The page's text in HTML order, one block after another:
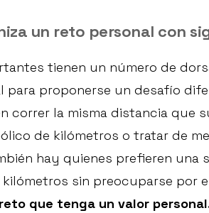
un reto personal con
tienen un número de
para proponerse un desafío
correr la misma distancia que
de kilómetros o tratar de
hay quienes prefieren una
sin preocuparse por
que tenga un valor